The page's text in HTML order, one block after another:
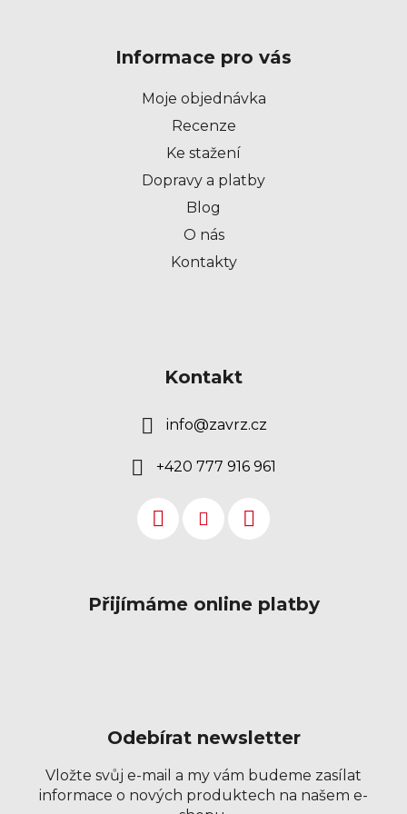
Informace pro vás
Moje objednávka
Recenze
Ke stažení
Dopravy a platby
Blog
O nás
Kontakty
Kontakt
info@zavrz.cz
+420 777 916 961
Přijímáme online platby
Odebírat newsletter
Vložte svůj e-mail a my vám budeme zasílat
informace o nových produktech na našem e-